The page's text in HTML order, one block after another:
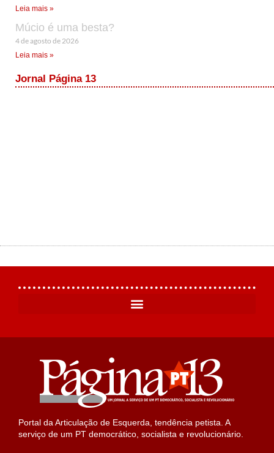
Leia mais »
Múcio é uma besta?
4 de agosto de 2026
Leia mais »
Jornal Página 13
Portal da Articulação de Esquerda, tendência petista. A
serviço de um PT democrático, socialista e revolucionário.